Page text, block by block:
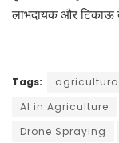
लाभदायक और टिकाऊ
Tags:
AI in Agriculture
Drone Spraying